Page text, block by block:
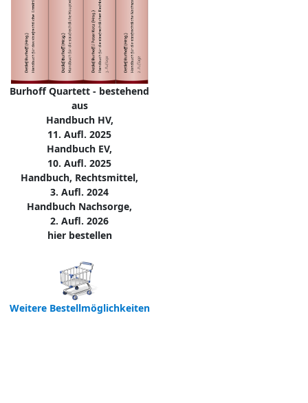
Burhoff Quartett - bestehend
aus
Handbuch HV,
11. Aufl. 2025
Handbuch EV,
10. Aufl. 2025
Handbuch, Rechtsmittel,
3. Aufl. 2024
Handbuch Nachsorge,
2. Aufl. 2026
hier bestellen
Weitere Bestellmöglichkeiten